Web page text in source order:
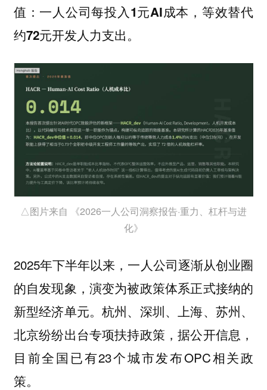
值： 一人公司每投入1元AI成本，等效替代
约72元开发人力支出。
△图片来自 《2026一人公司洞察报告·重力、杠杆与进
化》
2025年下半年以来，一人公司逐渐从创业圈
的自发现象，演变为被政策体系正式接纳的
新型经济单元。杭州、深圳、上海、苏州、
北京纷纷出台专项扶持政策，据公开信息，
目前全国已有23个城市发布OPC相关政
策。